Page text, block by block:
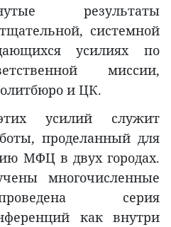
результаты
системной
усилиях по
миссии,
и ЦК.
усилий служит
проделанный для
МФЦ в двух городах.
многочисленные
серия
как внутри